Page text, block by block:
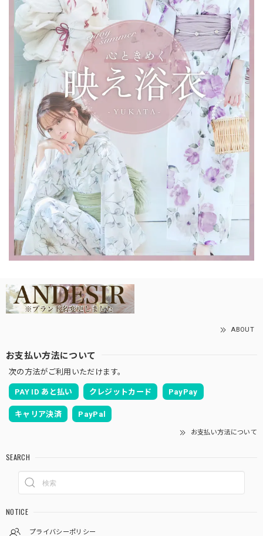
ABOUT
お支払い方法について
次の方法がご利用いただけます。
PAY ID あと払い クレジットカード PayPay
キャリア決済 PayPal
お支払い方法について
SEARCH
NOTICE
プライバシーポリシー